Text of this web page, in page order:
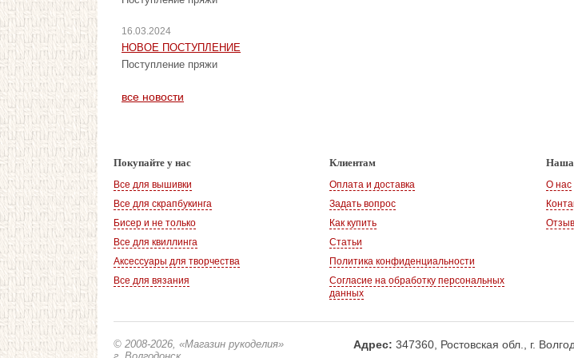
16.03.2024
НОВОЕ ПОСТУПЛЕНИЕ
Поступление пряжи
все новости
Покупайте у нас
Все для вышивки
Все для скрапбукинга
Бисер и не только
Все для квиллинга
Аксессуары для творчества
Все для вязания
Клиентам
Оплата и доставка
Задать вопрос
Как купить
Статьи
Политика конфиденциальности
Согласие на обработку персональных
данных
Наша
О нас
© 2008-2026, «Магазин рукоделия»
Адрес: 347360, Ростовская обл., г.